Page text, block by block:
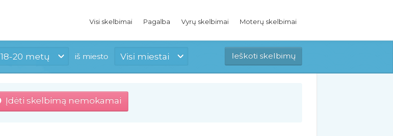
Visi skelbimai Pagalba Vyrų skelbimai Moterų skelbimai
18-20 metų iš miesto Visi miestai
Įdėti skelbimą nemokamai